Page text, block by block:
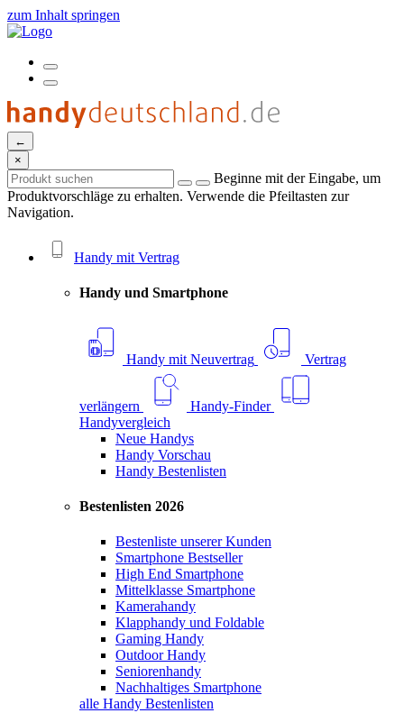
zum Inhalt springen
←
×
Beginne mit der Eingabe, um
Produktvorschläge zu erhalten. Verwende die Pfeiltasten zur
Navigation.
Handy mit Vertrag
Handy und Smartphone
Handy mit Neuvertrag Vertrag
verlängern
Handy-Finder
Handyvergleich
Neue Handys
Handy Vorschau
Handy Bestenlisten
Bestenlisten 2026
Bestenliste unserer Kunden
Smartphone Bestseller
High End Smartphone
Mittelklasse Smartphone
Kamerahandy
Klapphandy und Foldable
Gaming Handy
Outdoor Handy
Seniorenhandy
Nachhaltiges Smartphone
alle Handy Bestenlisten